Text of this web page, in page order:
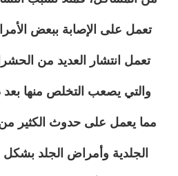
تعمل على الإصابة ببعض
تعمل انتشار العديد من
والتي يصعب التخلص منها بعد
مما يعمل على حدوث الكثير من
الجلدية وأمراض الجلد بشكل